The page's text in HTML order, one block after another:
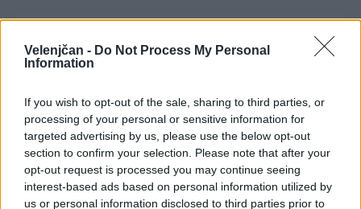
Velenjčan - Do Not Process My Personal
Information
If you wish to opt-out of the sale, sharing to third parties, or
processing of your personal or sensitive information for
targeted advertising by us, please use the below opt-out
section to confirm your selection. Please note that after your
opt-out request is processed you may continue seeing
interest-based ads based on personal information utilized by
us or personal information disclosed to third parties prior to
Med vročinskim valom za preprečitev
zastrupitev ključno varno ravnanje s
Opozorilo: Po 297. členu Kazenskega zakonika je
posameznik kazensko odgovoren za javno spodbujanje